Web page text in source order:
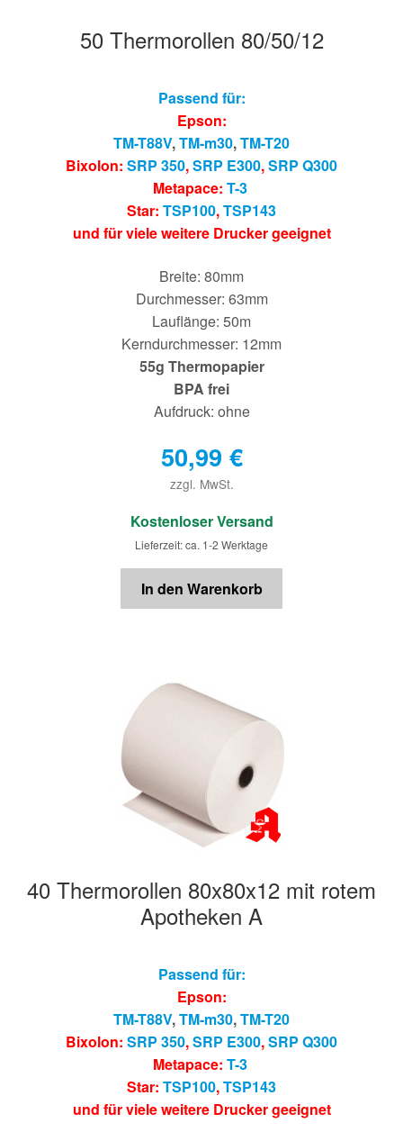
50 Thermorollen 80/50/12
Passend für:
Epson:
TM-T88V,TM-m30,TM-T20
Bixolon: SRP 350,SRP E300,SRP Q300
Metapace: T-3
Star: TSP100,TSP143
und für viele weitere Drucker geeignet
Breite: 80mm
Durchmesser: 63mm
Lauflänge: 50m
Kerndurchmesser: 12mm
55g Thermopapier
BPA frei
Aufdruck: ohne
50,99 €
zzgl. MwSt.
€
Kostenloser Versand
Lieferzeit: ca. 1-2 Werktage
In den Warenkorb
40 Thermorollen 80x80x12 mit rotem
Apotheken A
Passend für:
Epson:
TM-T88V,TM-m30,TM-T20
Bixolon: SRP 350,SRP E300,SRP Q300
Metapace: T-3
Star: TSP100,TSP143
und für viele weitere Drucker geeignet